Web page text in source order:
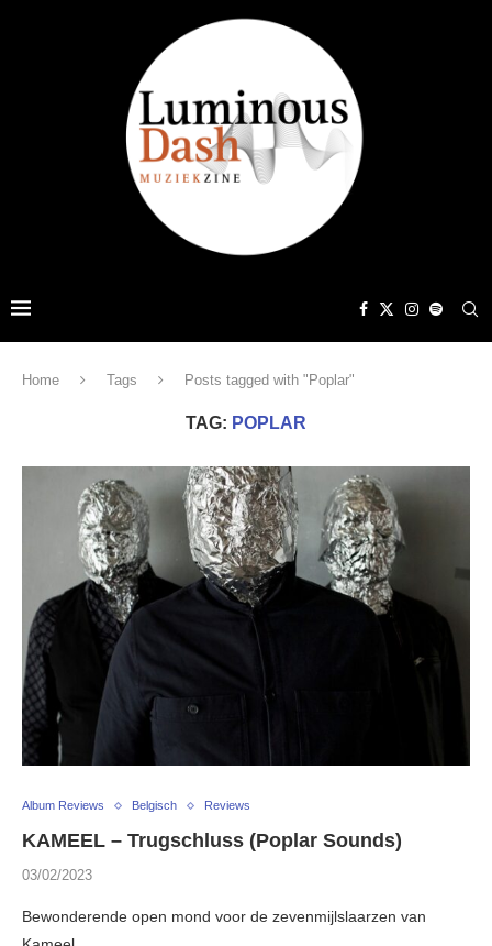
Home Tags Posts tagged with "Poplar"
TAG: POPLAR
Album Reviews Belgisch Reviews
KAMEEL – Trugschluss (Poplar Sounds)
03/02/2023
Bewonderende open mond voor de zevenmijlslaarzen van